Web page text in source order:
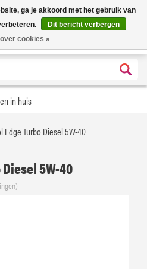
25% korting op gehele assortiment
''verfrissend''
X
in huis
Edge Turbo Diesel 5W-40
5W-40
ga je akkoord met het gebruik van
Dit bericht verbergen
cookies »